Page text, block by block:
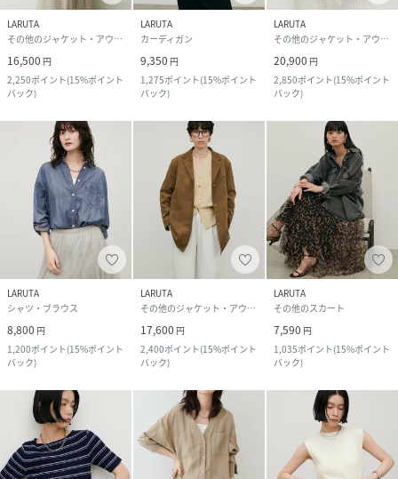
LARUTA
その他のジャケット・アウター
16,500 円
2,250ポイント(15%ポイント
バック)
LARUTA
カーディガン
9,350 円
1,275ポイント(15%ポイント
バック)
LARUTA
その他のジャケット・アウター
20,900 円
2,850ポイント(15%ポイント
バック)
LARUTA
シャツ・ブラウス
8,800 円
1,200ポイント(15%ポイント
バック)
LARUTA
その他のジャケット・アウター
17,600 円
2,400ポイント(15%ポイント
バック)
LARUTA
その他のスカート
7,590 円
1,035ポイント(15%ポイント
バック)